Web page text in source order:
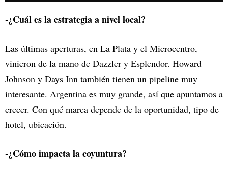
-¿Cuál es la estrategia a nivel local?
Las últimas aperturas, en La Plata y el Microcentro,
vinieron de la mano de Dazzler y Esplendor. Howard
Johnson y Days Inn también tienen un pipeline muy
interesante. Argentina es muy grande, así que apuntamos a
crecer. Con qué marca depende de la oportunidad, tipo de
hotel, ubicación.
-¿Cómo impacta la coyuntura?